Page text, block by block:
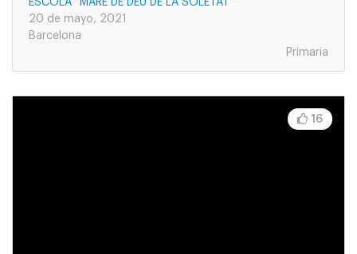
20 de mayo, 2021
Barcelona
Primaria
16